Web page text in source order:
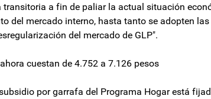
transitoria a fin de paliar la actual situación
del mercado interno, hasta tanto se adopten
del mercado de GLP".
cuestan de 4.752 a 7.126 pesos
por garrafa del Programa Hogar está